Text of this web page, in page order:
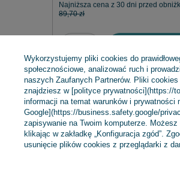
Najniższa cena z 30 dni przed
89,70 zł
Zamówienia
Wykorzystujemy pliki cookies do
społecznościowe, analizować ruch i
naszych Zaufanych Partnerów. Pliki
znajdziesz w [polityce prywatności](https://
informacji na temat warunków i
Google](https://business.safety.google/
zapisywanie na Twoim komputerze.
klikając w zakładkę „Konfiguracja zgód”.
usunięcie plików cookies z przeglądarki z